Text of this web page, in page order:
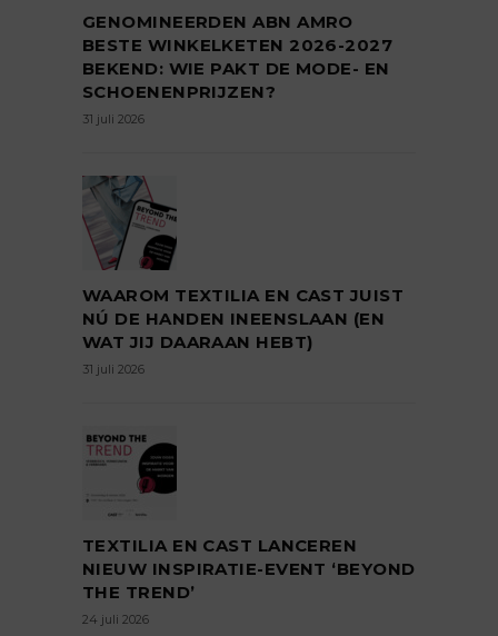
GENOMINEERDEN ABN AMRO
BESTE WINKELKETEN 2026-2027
BEKEND: WIE PAKT DE MODE- EN
SCHOENENPRIJZEN?
31 juli 2026
WAAROM TEXTILIA EN CAST JUIST
NÚ DE HANDEN INEENSLAAN (EN
WAT JIJ DAARAAN HEBT)
31 juli 2026
TEXTILIA EN CAST LANCEREN
NIEUW INSPIRATIE-EVENT ‘BEYOND
THE TREND’
24 juli 2026